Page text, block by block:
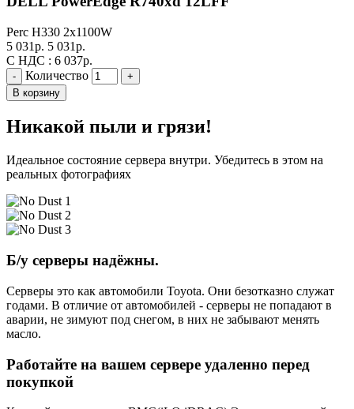
Perc H330 2x1100W
5 031р. 5 031р.
С НДС : 6 037р.
- Количество
+
В корзину
Никакой пыли и грязи!
Идеальное состояние сервера внутри. Убедитесь в этом на
реальных фотографиях
Б/у серверы надёжны.
Серверы это как автомобили Toyota. Они безотказно служат
годами. В отличие от автомобилей - серверы не попадают в
аварии, не зимуют под снегом, в них не забывают менять
масло.
Работайте на вашем сервере удаленно перед
покупкой